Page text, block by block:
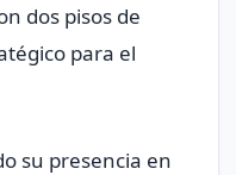
dos pisos de
para el
su presencia en